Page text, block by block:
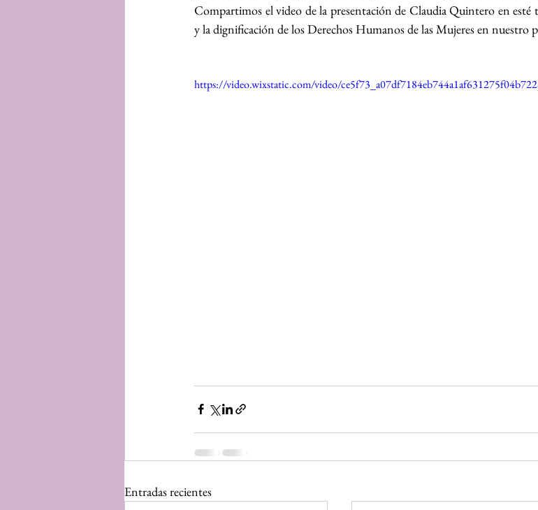
Compartimos el video de la presentación de Claudia Quintero en esté
y la dignificación de los Derechos Humanos de las Mujeres en nuestro
https://video.wixstatic.com/video/
Entradas recientes